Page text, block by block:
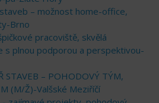
– možnost home-office,
Brno
pracoviště, skvělá
s plnou podporou a perspektivou-
STAVEB – POHODOVÝ TÝM,
(M/Ž)-Valšské Meziříčí